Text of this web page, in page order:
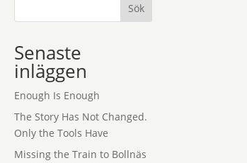
Sök
Senaste
inläggen
Enough Is Enough
The Story Has Not Changed.
Only the Tools Have
Missing the Train to Bollnäs